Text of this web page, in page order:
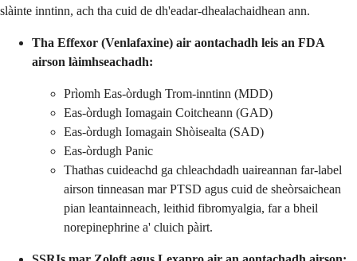
slàinte inntinn, ach tha cuid de dh'eadar-dhealachaidhean ann.
Tha Effexor (Venlafaxine) air aontachadh leis an FDA
airson làimhseachadh:
Prìomh Eas-òrdugh Trom-inntinn (MDD)
Eas-òrdugh Iomagain Coitcheann (GAD)
Eas-òrdugh Iomagain Shòisealta (SAD)
Eas-òrdugh Panic
Thathas cuideachd ga chleachdadh uaireannan far-label
airson tinneasan mar PTSD agus cuid de sheòrsaichean
pian leantainneach, leithid fibromyalgia, far a bheil
norepinephrine a' cluich pàirt.